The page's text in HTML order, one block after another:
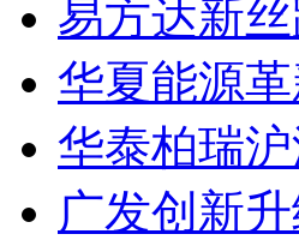
易方达新
华夏能源
华泰柏瑞
广发创新